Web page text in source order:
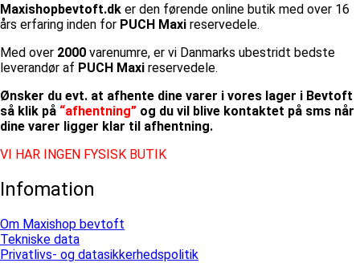
Maxishopbevtoft.dk er den førende online butik med over 16
års erfaring inden for PUCH Maxi reservedele.
Med over 2000 varenumre, er vi Danmarks ubestridt bedste
leverandør af PUCH Maxi reservedele.
Ønsker du evt. at afhente dine varer i vores lager i Bevtoft
så klik på “afhentning” og du vil blive kontaktet på sms når
dine varer ligger klar til afhentning.
VI HAR INGEN FYSISK BUTIK
Infomation
Om Maxishop bevtoft
Tekniske data
Privatlivs- og datasikkerhedspolitik